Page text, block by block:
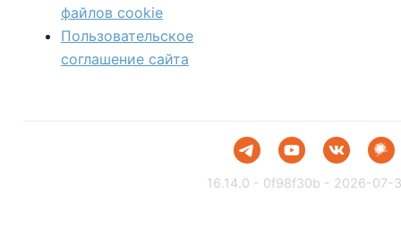
файлов сookie
Пользовательское
соглашение сайта
16.14.0 - 0f98f30b - 2026-07-